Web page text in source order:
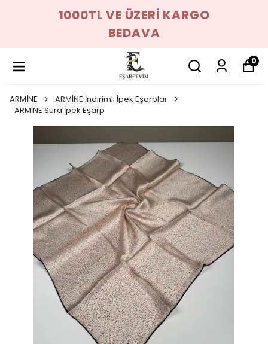
1000TL VE ÜZERİ KARGO
BEDAVA
0
ARMİNE
ARMİNE İndirimli İpek Eşarplar
ARMİNE Sura İpek Eşarp